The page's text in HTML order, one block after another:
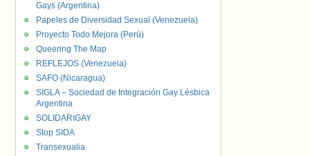
Gays (Argentina)
Papeles de Diversidad Sexual (Venezuela)
Proyecto Todo Mejora (Perú)
Queering The Map
REFLEJOS (Venezuela)
SAFO (Nicaragua)
SIGLA – Sociedad de Integración Gay Lésbica
Argentina
SOLIDARIGAY
Stop SIDA
Transexualia